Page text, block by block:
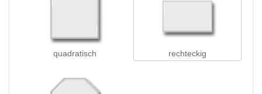
quadratisch rechteckig